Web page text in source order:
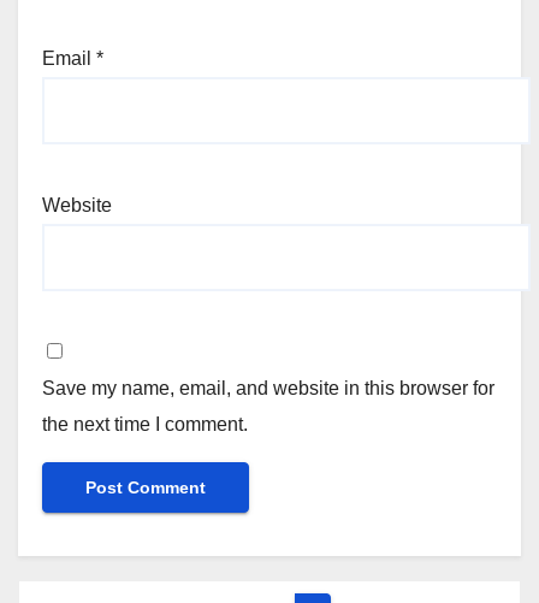
Email *
Website
Save my name, email, and website in this browser for
the next time I comment.